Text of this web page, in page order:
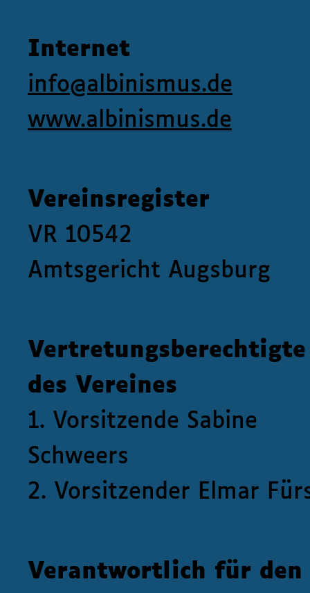
Internet
info@albinismus.de
www.albinismus.de
Vereinsregister
VR 10542
Amtsgericht Augsburg
Vertretungsberechtigte
des Vereines
1. Vorsitzende Sabine
Schweers
2. Vorsitzender Elmar
Verantwortlich für den